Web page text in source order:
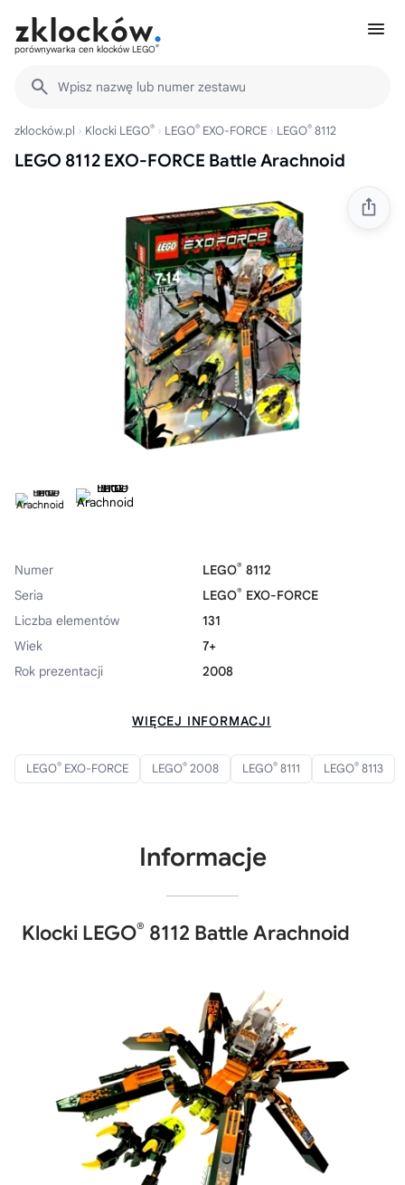
porównywarka cen klocków LEGO®
Wpisz nazwę lub numer zestawu
zklocków.pl Klocki LEGO® LEGO® EXO-FORCE LEGO® 8112
LEGO 8112 EXO-FORCE Battle Arachnoid
Numer LEGO® 8112
Seria
LEGO® EXO-FORCE
Liczba elementów
131
Wiek
7+
Rok prezentacji
2008
WIĘCEJ INFORMACJI
LEGO® EXO-FORCE LEGO® 2008 LEGO® 8111 LEGO® 8113
Informacje
Klocki LEGO® 8112 Battle Arachnoid